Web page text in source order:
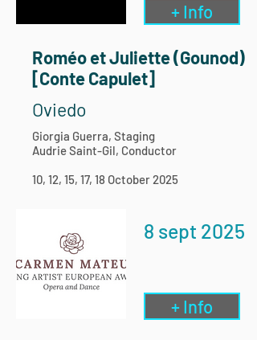
+ Info
Roméo et Juliette (Gounod)
[Conte Capulet]
Oviedo
Giorgia Guerra, Staging
Audrie Saint-Gil, Conductor
10, 12, 15, 17, 18 October 2025
8 sept 2025
+ Info